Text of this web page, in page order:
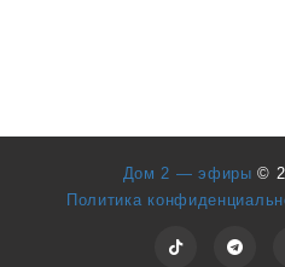
Дом 2 — эфиры©
Политика